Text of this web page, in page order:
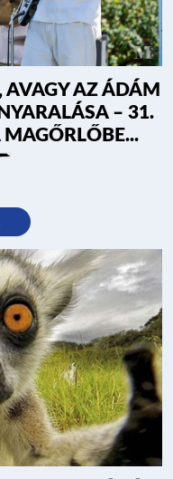
AZ ÁDÁM
– 31.
MAGŐRLŐBE...